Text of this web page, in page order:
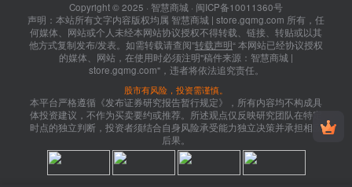
Copyright © 2025 · 智慧商城 · 闽ICP备10011360号
声明：本站所有文字内容版权均属 智慧商城 | store.gqmg.com 所有，任
何媒体、网站或个人未经本网站协议授权不得转载、链接、转贴或以其
他方式复制发布/发表。如需转载请查阅”转载声明“ 本网站已经协议授权
的媒体、网站，在使用时必须注明"稿件来源：智慧商城 |
store.gqmg.com"，违者将依法追究责任。
股市有风险，投资需谨慎。
本平台严格遵循《发布证券研究报告暂行规定》，所有内容均不构成具
体投资建议，不作为买卖要约或推荐。所述观点仅反映研究团队在特定
时点的独立判断，投资者须结合自身风险承受能力独立决策并承担相应
后果。